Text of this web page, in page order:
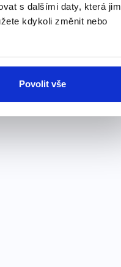
s dalšími daty, která jim
kdykoli změnit nebo
Povolit vše